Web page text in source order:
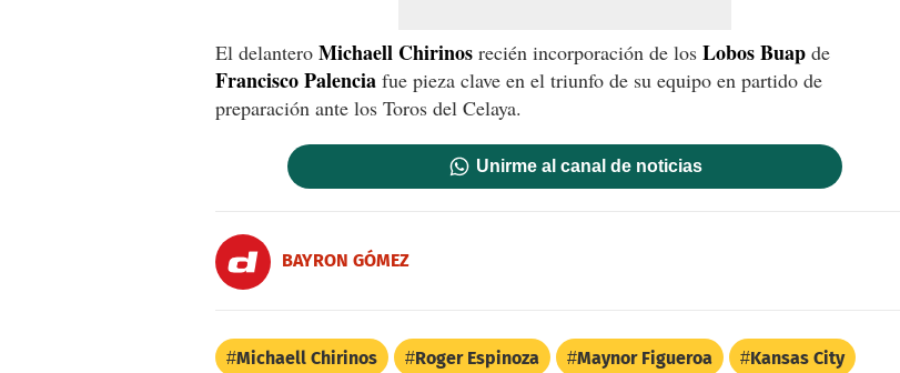
El delantero Michaell Chirinos recién incorporación de los Lobos Buap de
Francisco Palencia fue pieza clave en el triunfo de su equipo en partido de
preparación ante los Toros del Celaya.
Unirme al canal de noticias
BAYRON GÓMEZ
Michaell Chirinos Roger Espinoza Maynor Figueroa Kansas City